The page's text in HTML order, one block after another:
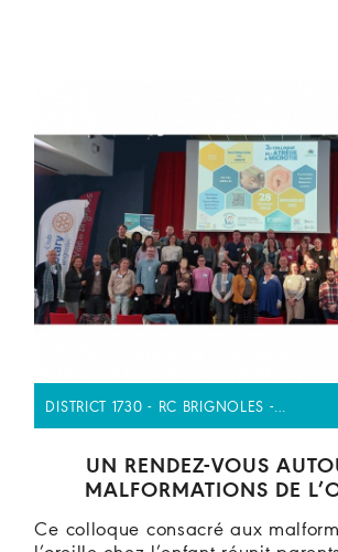
DISTRICT 1730 - RC BRIGNOLES -…
UN RENDEZ-VOUS
MALFORMATIONS DE
Ce colloque consacré aux